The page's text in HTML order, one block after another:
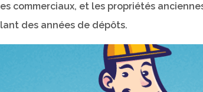
commerciaux, et les propriétés
des années de dépôts.